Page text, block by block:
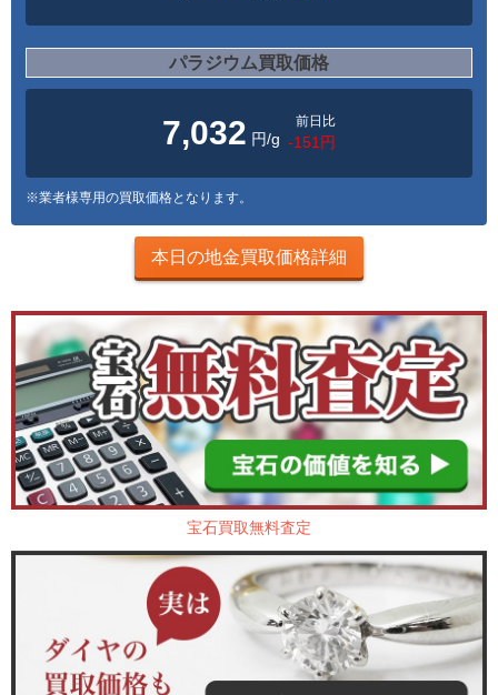
パラジウム買取価格
7,032 円/g
前日比
-151円
※業者様専用の買取価格となります。
本日の地金買取価格詳細
宝石買取無料査定